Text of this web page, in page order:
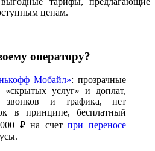
ценам.
оператору?
Мобайл»: прозрачные
«скрытых услуг» и доплат,
звонков и трафика, нет
в принципе, бесплатный
000 ₽ на счетпри переносе